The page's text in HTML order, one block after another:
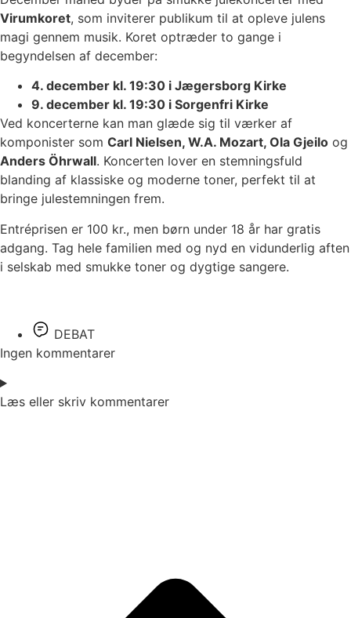
Virumkoret, som inviterer publikum til at opleve julens
magi gennem musik. Koret optræder to gange i
begyndelsen af december:
4. december kl. 19:30 i Jægersborg Kirke
9. december kl. 19:30 i Sorgenfri Kirke
Ved koncerterne kan man glæde sig til værker af
komponister som Carl Nielsen, W.A. Mozart, Ola Gjeilo og
Anders Öhrwall. Koncerten lover en stemningsfuld
blanding af klassiske og moderne toner, perfekt til at
bringe julestemningen frem.
Entréprisen er 100 kr., men børn under 18 år har gratis
adgang. Tag hele familien med og nyd en vidunderlig aften
i selskab med smukke toner og dygtige sangere.
DEBAT
Ingen kommentarer
Læs eller skriv kommentarer